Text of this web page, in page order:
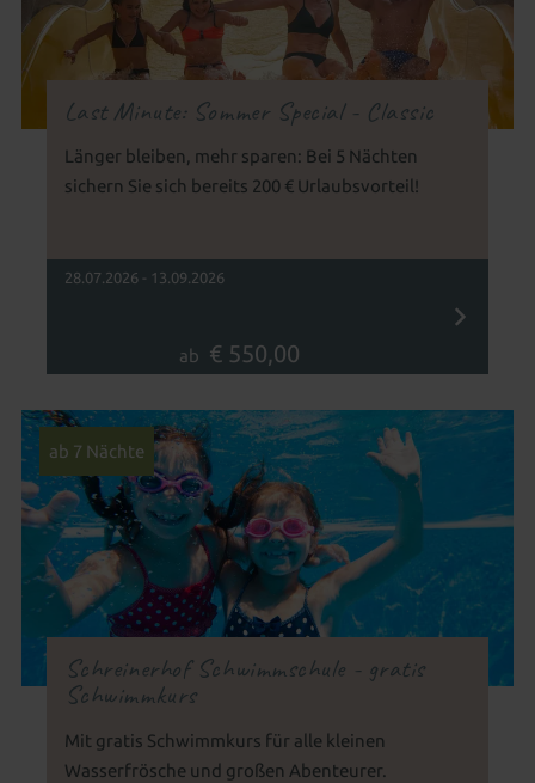
Last Minute: Sommer Special - Classic
Länger bleiben, mehr sparen: Bei 5 Nächten
sichern Sie sich bereits 200 € Urlaubsvorteil!
28.07.2026 - 13.09.2026
ab € 550,00
ab 7 Nächte
Schreinerhof Schwimmschule - gratis
Schwimmkurs
Mit gratis Schwimmkurs für alle kleinen
Wasserfrösche und großen Abenteurer.